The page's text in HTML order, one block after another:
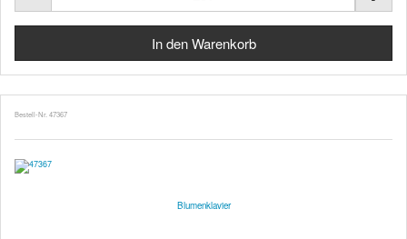
Bestell-Nr. 47367
Blumenklavier